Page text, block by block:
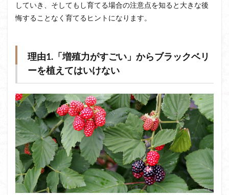
していき、そしてもし育てる場合の注意点を知ると大きな後
悔することなく育てるヒントになります。
理由1.「増殖力がすごい」からブラックベリ
ーを植えてはいけない